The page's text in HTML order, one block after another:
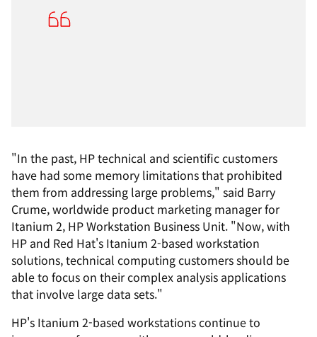
"In the past, HP technical and scientific customers
have had some memory limitations that prohibited
them from addressing large problems," said Barry
Crume, worldwide product marketing manager for
Itanium 2, HP Workstation Business Unit. "Now, with
HP and Red Hat's Itanium 2-based workstation
solutions, technical computing customers should be
able to focus on their complex analysis applications
that involve large data sets."
HP's Itanium 2-based workstations continue to